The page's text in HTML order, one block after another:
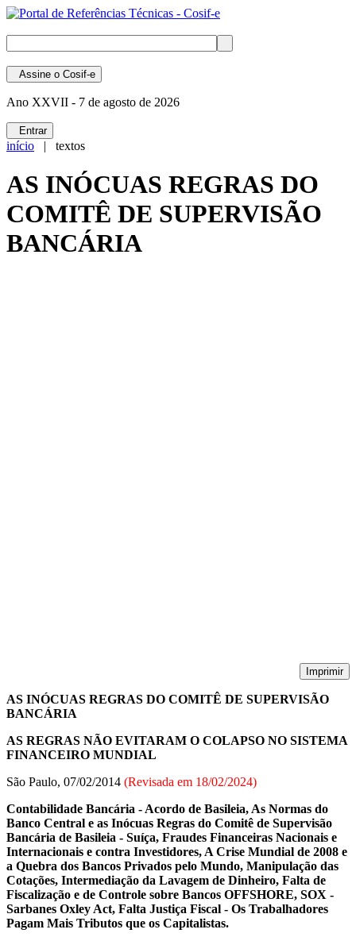
Assine o Cosif-e
Ano XXVII - 7 de agosto de 2026
Entrar
início | textos
AS INÓCUAS REGRAS DO
COMITÊ DE SUPERVISÃO
BANCÁRIA
Imprimir
AS INÓCUAS REGRAS DO COMITÊ DE SUPERVISÃO
BANCÁRIA
AS REGRAS NÃO EVITARAM O COLAPSO NO SISTEMA
FINANCEIRO MUNDIAL
São Paulo, 07/02/2014 (Revisada em 18/02/2024)
Contabilidade Bancária - Acordo de Basileia, As Normas do
Banco Central e as Inócuas Regras do Comitê de Supervisão
Bancária de Basileia - Suíça, Fraudes Financeiras Nacionais e
Internacionais e contra Investidores, A Crise Mundial de 2008 e
a Quebra dos Bancos Privados pelo Mundo, Manipulação das
Cotações, Intermediação da Lavagem de Dinheiro, Falta de
Fiscalização e de Controle sobre Bancos OFFSHORE, SOX -
Sarbanes Oxley Act, Falta Justiça Fiscal - Os Trabalhadores
Pagam Mais Tributos que os Capitalistas.